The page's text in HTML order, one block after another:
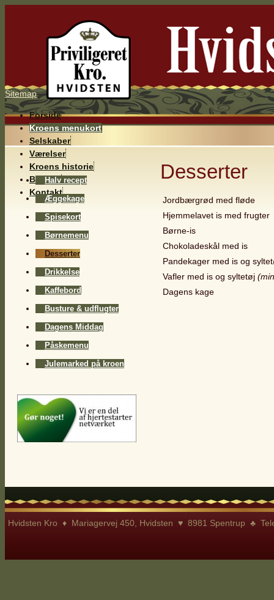
Sitemap
Forside
Kroens menukort
Selskaber
Værelser
Kroens historie
Billeder
Kontakt
Halv recept
Æggekage
Spisekort
Børnemenu
Desserter
Drikkelse
Kaffebord
Busture & udflugter
Dagens Middag
Påskemenu
Julemarked på kroen
Desserter
Jordbærgrød med fløde
Hjemmelavet is med frugter
Børne-is
Chokoladeskål med is
Pandekager med is og
Vafler med is og syltetøj
Dagens kage
Hvidsten Kro ♦ Mariagervej 450, Hvidsten ♥ 8981 Spentrup ♣